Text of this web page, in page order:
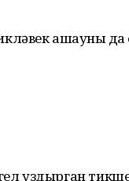
ашауның
уздырган